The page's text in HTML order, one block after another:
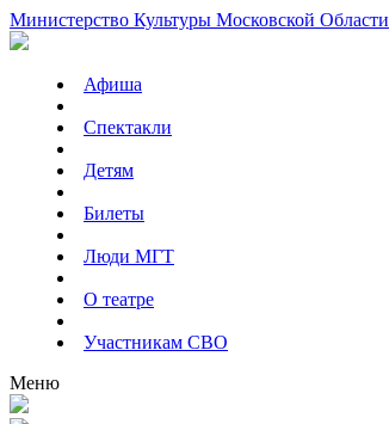
Министерство Культуры Московской Области
Афиша
Спектакли
Детям
Билеты
Люди МГТ
О театре
Участникам СВО
Меню